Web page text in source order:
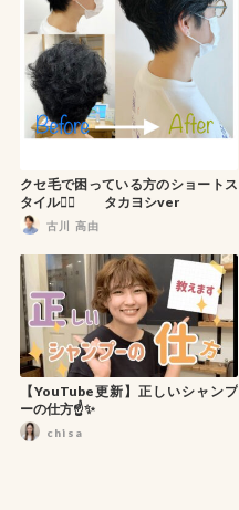
クセ毛で困っている方のショートス
タイル🙋‍♂️ タカヨシver
古川 高由
【YouTube更新】正しいシャンプ
ーの仕方☝️✨
chisa